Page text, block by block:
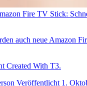
Fire TV Stick:
auch neue Amazon
Created With T3.
Veröffentlicht 1.